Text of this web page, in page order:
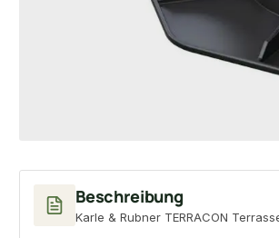
Beschreibung
Karle & Rubner TERRACON